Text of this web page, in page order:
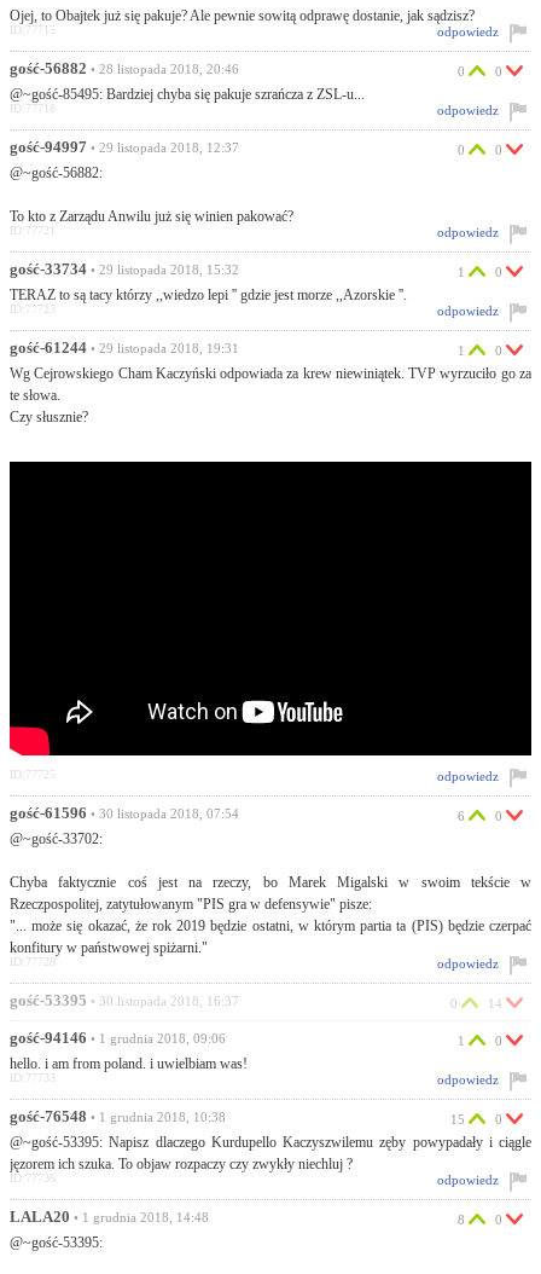
Ojej, to Obajtek już się pakuje? Ale pewnie sowitą odprawę dostanie, jak sądzisz?
odpowiedz
ID:77715
gość-56882 • 28 listopada 2018, 20:46
@~gość-85495: Bardziej chyba się pakuje szrańcza z ZSL-u...
0 0
odpowiedz
ID:77718
gość-94997 • 29 listopada 2018, 12:37
@~gość-56882:
To kto z Zarządu Anwilu już się winien pakować?
0 0
odpowiedz
ID:77721
gość-33734 • 29 listopada 2018, 15:32
TERAZ to są tacy którzy ,,wiedzo lepi '' gdzie jest morze ,,Azorskie ''.
1 0
odpowiedz
ID:77723
gość-61244 • 29 listopada 2018, 19:31
Wg Cejrowskiego Cham Kaczyński odpowiada za krew niewiniątek. TVP wyrzuciło go za
te słowa.
Czy słusznie?
1 0
odpowiedz
ID:77725
gość-61596 • 30 listopada 2018, 07:54
@~gość-33702:
Chyba faktycznie coś jest na rzeczy, bo Marek Migalski w swoim tekście w
Rzeczpospolitej, zatytułowanym "PIS gra w defensywie" pisze:
"... może się okazać, że rok 2019 będzie ostatni, w którym partia ta (PIS) będzie czerpać
konfitury w państwowej spiżarni."
6 0
odpowiedz
ID:77728
gość-53395 • 30 listopada 2018, 16:37 0 14
gość-94146 • 1 grudnia 2018, 09:06
hello. i am from poland. i uwielbiam was!
1 0
odpowiedz
ID:77733
gość-76548 • 1 grudnia 2018, 10:38
@~gość-53395: Napisz dlaczego Kurdupello Kaczyszwilemu zęby powypadały i ciągle
jęzorem ich szuka. To objaw rozpaczy czy zwykły niechluj ?
15 0
odpowiedz
ID:77736
LALA20 • 1 grudnia 2018, 14:48
@~gość-53395:
8 0